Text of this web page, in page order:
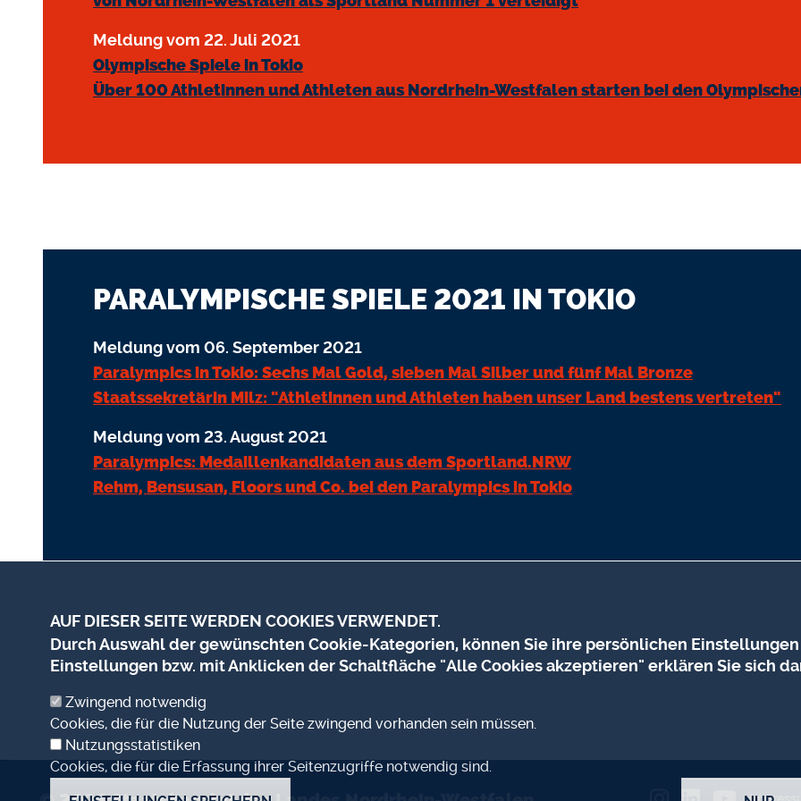
Meldung vom 22. Juli 2021
Olympische Spiele in Tokio
Über 100 Athletinnen und Athleten aus Nordrhein-Westfalen starten bei den
PARALYMPISCHE SPIELE 2021 IN TOKIO
Meldung vom 06. September 2021
Paralympics in Tokio: Sechs Mal Gold, sieben Mal Silber und fünf Mal Bronze
Staatssekretärin Milz: "Athletinnen und Athleten haben unser Land bestens vertreten"
Meldung vom 23. August 2021
Paralympics: Medaillenkandidaten aus dem Sportland.NRW
Rehm, Bensusan, Floors und Co. bei den Paralympics in Tokio
AUF DIESER SEITE WERDEN COOKIES VERWENDET.
Durch Auswahl der gewünschten Cookie-Kategorien, können Sie ihre persönlichen
Einstellungen bzw. mit Anklicken der Schaltfläche "Alle Cookies akzeptieren" erklären Sie sich
Zwingend notwendig
Cookies, die für die Nutzung der Seite zwingend vorhanden sein müssen.
Nutzungsstatistiken
Cookies, die für die Erfassung ihrer Seitenzugriffe notwendig sind.